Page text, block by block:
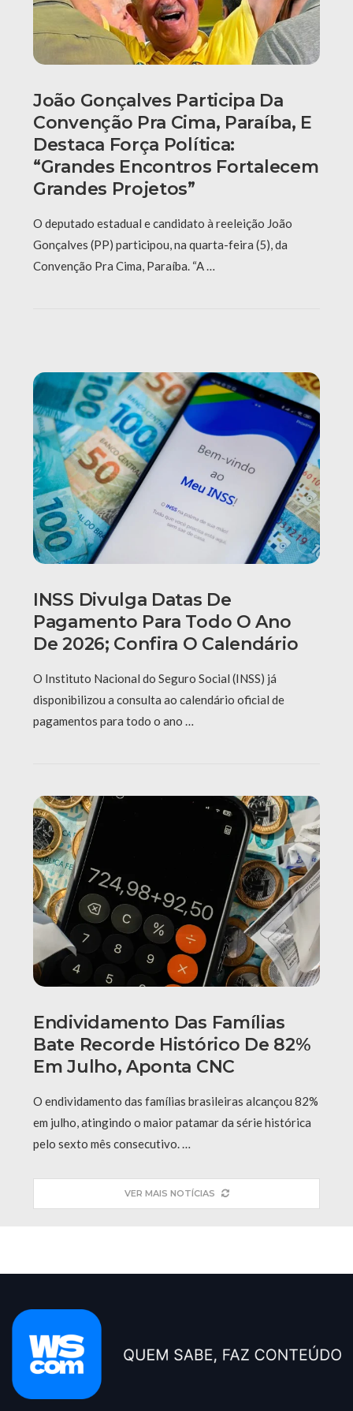
João Gonçalves Participa Da
Convenção Pra Cima, Paraíba, E
Destaca Força Política:
“grandes Encontros Fortalecem
Grandes Projetos”
O deputado estadual e candidato à reeleição João
Gonçalves (PP) participou, na quarta-feira (5), da
Convenção Pra Cima, Paraíba. “A …
INSS Divulga Datas De
Pagamento Para Todo O Ano
De 2026; Confira O Calendário
O Instituto Nacional do Seguro Social (INSS) já
disponibilizou a consulta ao calendário oficial de
pagamentos para todo o ano …
Endividamento Das Famílias
Bate Recorde Histórico De 82%
Em Julho, Aponta CNC
O endividamento das famílias brasileiras alcançou 82%
em julho, atingindo o maior patamar da série histórica
pelo sexto mês consecutivo. …
VER MAIS NOTÍCIAS